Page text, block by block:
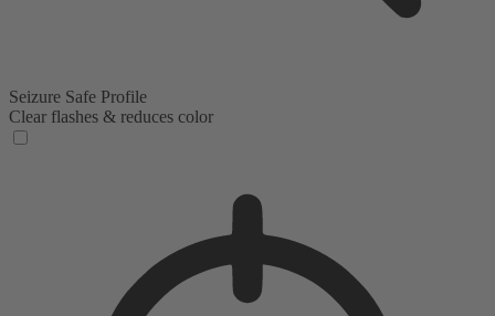
Seizure Safe Profile
Clear flashes & reduces color